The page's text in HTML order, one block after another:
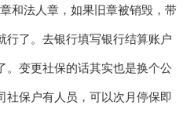
和法人章，如果旧章被销毁，带
行了。去银行填写银行结算账户
。变更社保的话其实也是换个公
保户有人员，可以次月停保即